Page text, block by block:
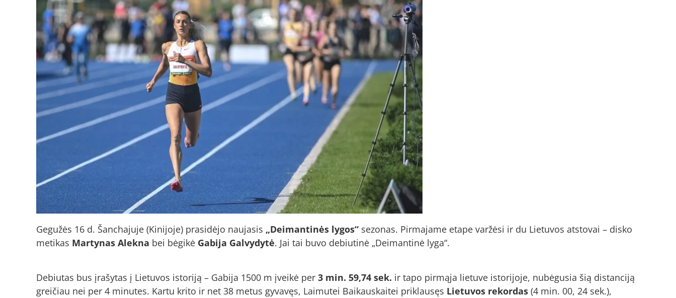
Gegužės 16 d. Šanchajuje (Kinijoje) prasidėjo naujasis „Deimantinės lygos“ sezonas. Pirmajame etape varžėsi ir du Lietuvos atstovai – disko
metikas Martynas Alekna bei bėgikė Gabija Galvydytė. Jai tai buvo debiutinė „Deimantinė lyga“.
Debiutas bus įrašytas į Lietuvos istoriją – Gabija 1500 m įveikė per 3 min. 59,74 sek. ir tapo pirmąja lietuve istorijoje, nubėgusia šią distanciją
greičiau nei per 4 minutes. Kartu krito ir net 38 metus gyvavęs, Laimutei Baikauskaitei priklausęs Lietuvos rekordas (4 min. 00, 24 sek.),